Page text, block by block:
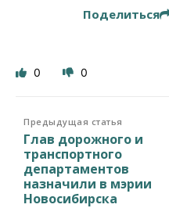
Поделиться
0 0
Предыдущая статья
Глав дорожного и
транспортного
департаментов
назначили в мэрии
Новосибирска